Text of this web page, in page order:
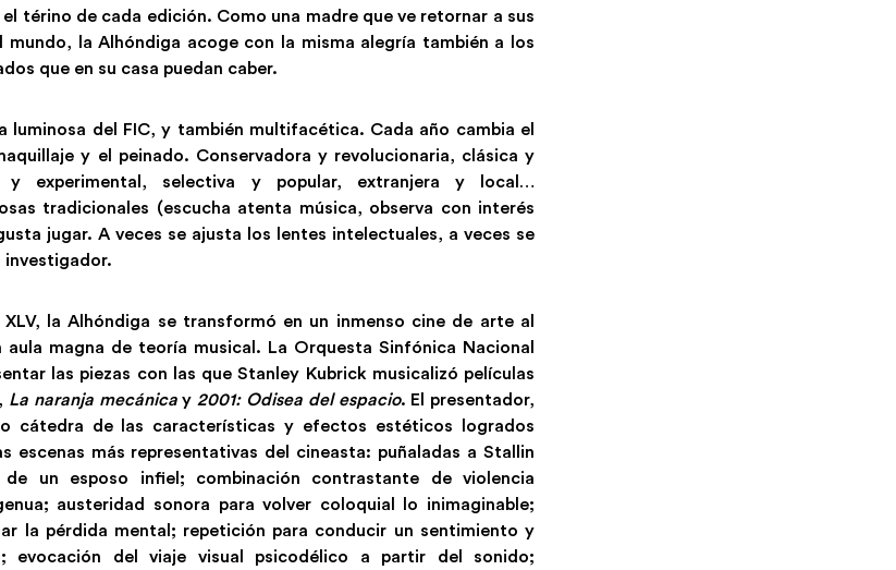
térino de cada edición. Como una madre que ve retornar a sus
mundo, la Alhóndiga acoge con la misma alegría también a los
que en su casa puedan caber.
luminosa del FIC, y también multifacética. Cada año cambia el
y el peinado. Conservadora y revolucionaria, clásica y
y experimental, selectiva y popular, extranjera y local…
tradicionales (escucha atenta música, observa con interés
jugar. A veces se ajusta los lentes intelectuales, a veces se
investigador.
la Alhóndiga se transformó en un inmenso cine de arte al
magna de teoría musical. La Orquesta Sinfónica Nacional
las piezas con las que Stanley Kubrick musicalizó películas
La naranja mecánicay 2001: Odisea del espacio. El presentador,
cátedra de las características y efectos estéticos logrados
escenas más representativas del cineasta: puñaladas a Stallin
un esposo infiel; combinación contrastante de violencia
austeridad sonora para volver coloquial lo inimaginable;
la pérdida mental; repetición para conducir un sentimiento y
evocación del viaje visual psicodélico a partir del sonido;